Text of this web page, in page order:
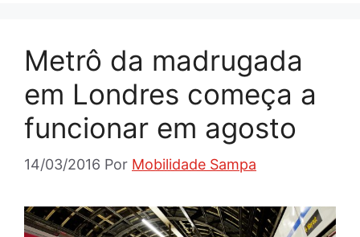
Metrô da madrugada
em Londres começa a
funcionar em agosto
14/03/2016 Por Mobilidade Sampa